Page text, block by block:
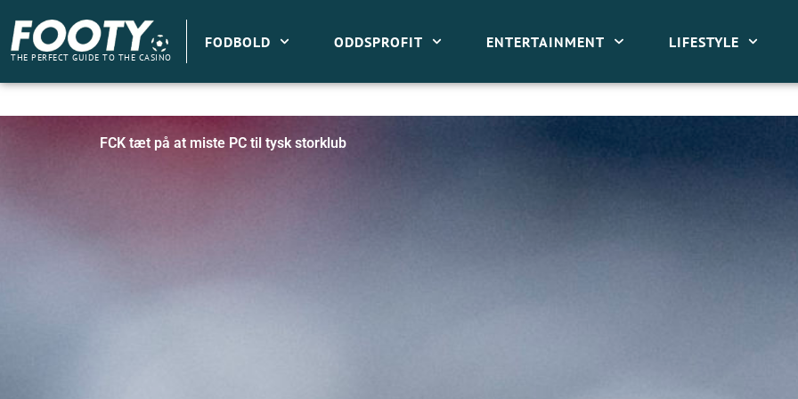
indholdet
THE PERFECT GUIDE TO THE CASINO
FODBOLD ODDSPROFIT ENTERTAINMENT LIFESTYLE
FCK tæt på at miste PC til tysk storklub